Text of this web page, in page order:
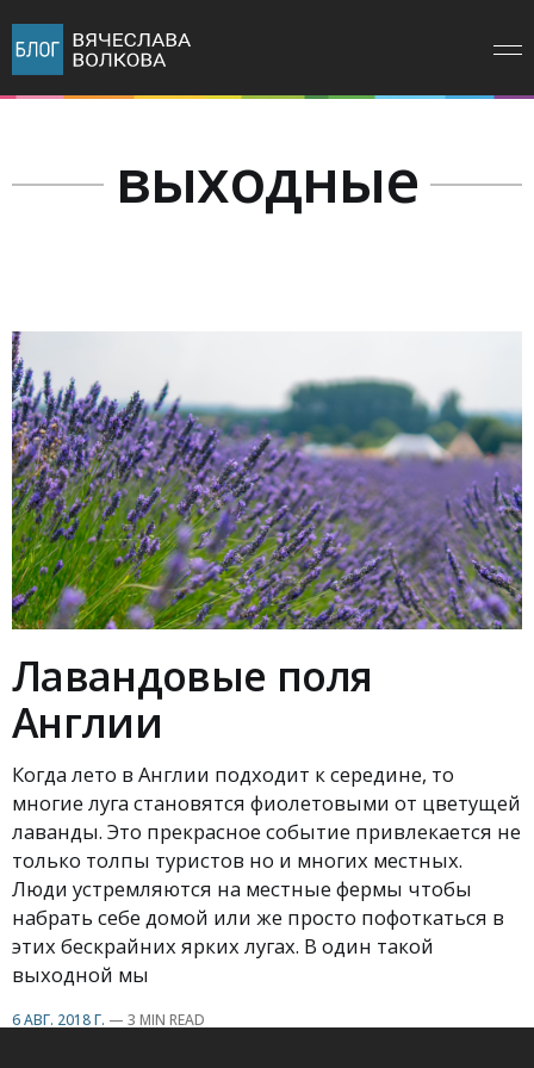
выходные
Лавандовые поля
Англии
Когда лето в Англии подходит к середине, то
многие луга становятся фиолетовыми от цветущей
лаванды. Это прекрасное событие привлекается не
только толпы туристов но и многих местных.
Люди устремляются на местные фермы чтобы
набрать себе домой или же просто пофоткаться в
этих бескрайних ярких лугах. В один такой
выходной мы
6 АВГ. 2018 Г. — 3 MIN READ